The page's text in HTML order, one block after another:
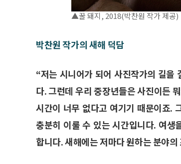
▲꿀 돼지, 2018(박찬원 작가 제공)
박찬원 작가의 새해 덕담
“저는 시니어가 되어 사진작가의 길을
다. 그런데 우리 중장년들은 사진이든
시간이 너무 없다고 여기기 때문이죠.
충분히 이룰 수 있는 시간입니다. 여생
합니다. 새해에는 저마다 원하는 분야